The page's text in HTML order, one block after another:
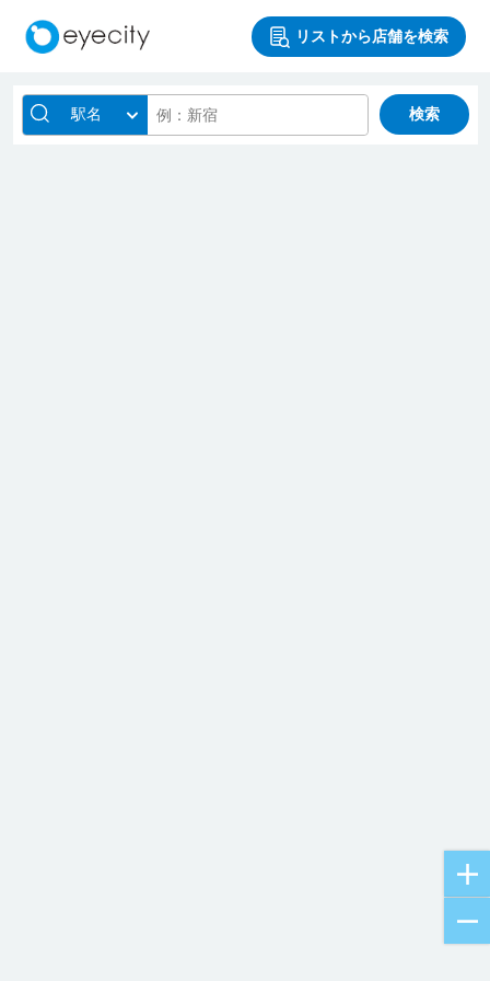
リストから店舗を検索
駅名 検索